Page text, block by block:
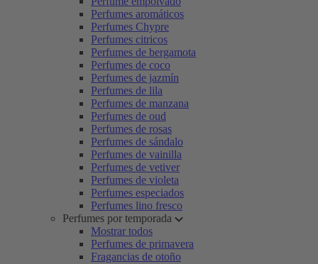
Perfumes aromáticos
Perfumes Chypre
Perfumes citricos
Perfumes de bergamota
Perfumes de coco
Perfumes de jazmín
Perfumes de lila
Perfumes de manzana
Perfumes de oud
Perfumes de rosas
Perfumes de sándalo
Perfumes de vainilla
Perfumes de vetiver
Perfumes de violeta
Perfumes especiados
Perfumes lino fresco
Perfumes por temporada
Mostrar todos
Perfumes de primavera
Fragancias de otoño